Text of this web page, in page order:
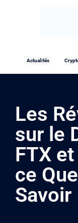
Actualités
Les
sur le
FTX
ce
Savoir